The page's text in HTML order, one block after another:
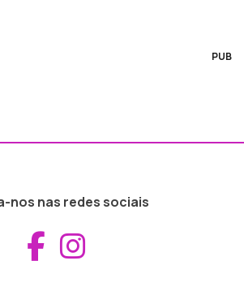
PUB
nos nas redes sociais
Aceder ao